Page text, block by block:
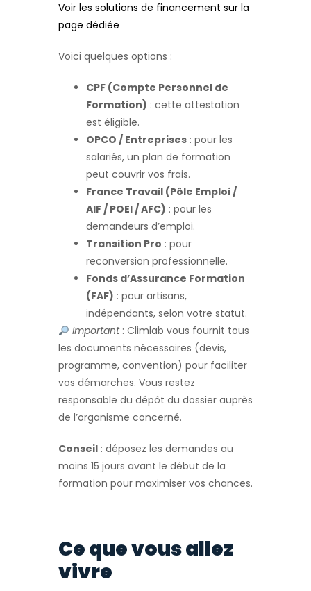
Voir les solutions de financement sur la
page dédiée
Voici quelques options :
CPF (Compte Personnel de
Formation) : cette attestation
est éligible.
OPCO / Entreprises : pour les
salariés, un plan de formation
peut couvrir vos frais.
France Travail (Pôle Emploi /
AIF / POEI / AFC) : pour les
demandeurs d’emploi.
Transition Pro : pour
reconversion professionnelle.
Fonds d’Assurance Formation
(FAF) : pour artisans,
indépendants, selon votre statut.
Important: Climlab vous fournit tous
les documents nécessaires (devis,
programme, convention) pour faciliter
vos démarches. Vous restez
responsable du dépôt du dossier auprès
de l’organisme concerné.
Conseil : déposez les demandes au
moins 15 jours avant le début de la
formation pour maximiser vos chances.
Ce que vous allez
vivre